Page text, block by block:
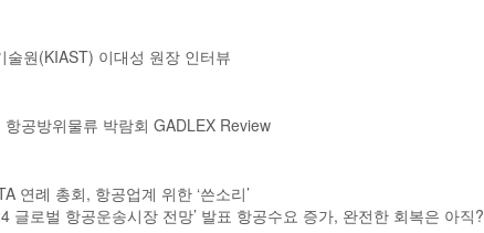
술원(KIAST) 이대성 원장 인터뷰
공방위물류 박람회 GADLEX Review
연례 총회, 항공업계 위한 ‘쓴소리’
글로벌 항공운송시장 전망’ 발표 항공수요 증가, 완전한 회복은 아직?